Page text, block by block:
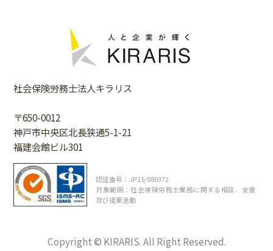
社会保険労務士法人キラリス
〒650-0012
神戸市中央区北長狭通5-1-21
福建会館ビル301
認証番号：JP15/080372
対象範囲：社会保険労務士業務に関する相談、支援
及び提案活動
Copyright © KIRARIS. All Right Reserved.